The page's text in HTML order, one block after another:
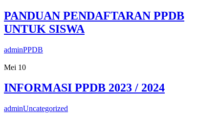
PANDUAN PENDAFTARAN PPDB
UNTUK SISWA
adminPPDB
Mei 10
INFORMASI PPDB 2023 / 2024
adminUncategorized